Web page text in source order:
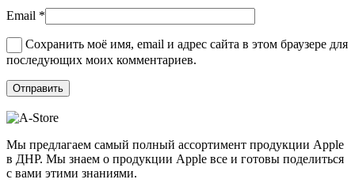
Email *
Сохранить моё имя, email и адрес сайта в этом браузере для
последующих моих комментариев.
Мы предлагаем самый полный ассортимент продукции Apple
в ДНР. Мы знаем о продукции Apple все и готовы поделиться
с вами этими знаниями.